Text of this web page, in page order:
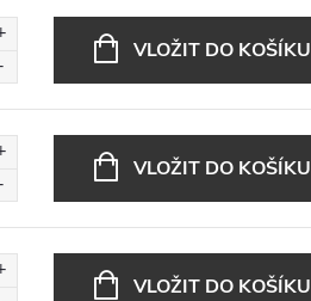
VLOŽIT DO KOŠÍKU
VLOŽIT DO KOŠÍKU
VLOŽIT DO KOŠÍKU